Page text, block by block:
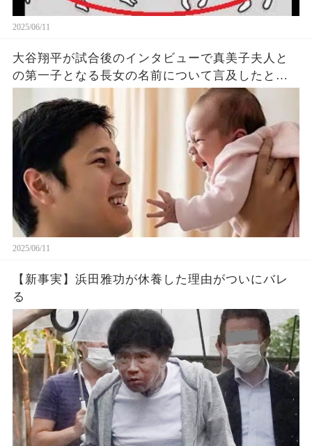
2025/06/11
大谷翔平が試合後のインタビューで真美子夫人と
の第一子となる長女の名前について言及したと話
題に！山本由伸や佐々木朗希は知ってそう！
2025/06/11
【新事実】浜田雅功が休養した理由がついにバレ
る